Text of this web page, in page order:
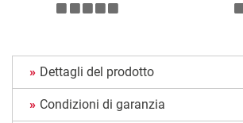
Dettagli del prodotto
Condizioni di garanzia